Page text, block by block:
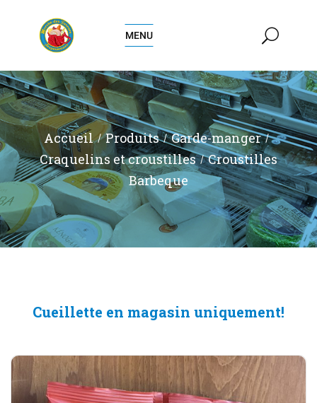
MENU
Accueil Produits
Garde-manger
Craquelins et croustilles
Croustilles
Barbeque
Cueillette en magasin uniquement!